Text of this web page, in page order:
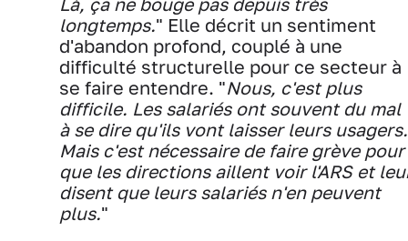
longtemps." Elle décrit un sentiment
d'abandon profond, couplé à une
difficulté structurelle pour ce secteur à
se faire entendre. "Nous, c'est plus
difficile. Les salariés ont souvent du mal
à se dire qu'ils vont laisser leurs usagers.
Mais c'est nécessaire de faire grève pour
que les directions aillent voir l'ARS et
disent que leurs salariés n'en peuvent
plus."